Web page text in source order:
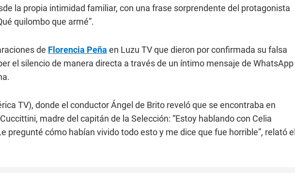
la propia intimidad familiar, con una frase sorprendente del protagonista
quilombo que armé”.
de Florencia Peña en Luzu TV que dieron por confirmada su falsa
el silencio de manera directa a través de un íntimo mensaje de WhatsApp
TV), donde el conductor Ángel de Brito reveló que se encontraba en
madre del capitán de la Selección: “Estoy hablando con Celia
pregunté cómo habían vivido todo esto y me dice que fue horrible”, relató el